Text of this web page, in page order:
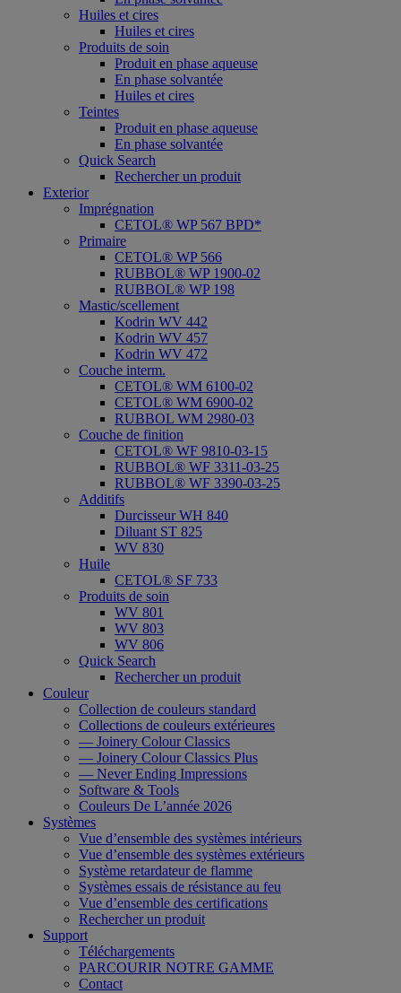
Huiles et cires
Huiles et cires
Produits de soin
Produit en phase aqueuse
En phase solvantée
Huiles et cires
Teintes
Produit en phase aqueuse
En phase solvantée
Quick Search
Rechercher un produit
Exterior
Imprégnation
CETOL® WP 567 BPD*
Primaire
CETOL® WP 566
RUBBOL® WP 1900-02
RUBBOL® WP 198
Mastic/scellement
Kodrin WV 442
Kodrin WV 457
Kodrin WV 472
Couche interm.
CETOL® WM 6100-02
CETOL® WM 6900-02
RUBBOL WM 2980-03
Couche de finition
CETOL® WF 9810-03-15
RUBBOL® WF 3311-03-25
RUBBOL® WF 3390-03-25
Additifs
Durcisseur WH 840
Diluant ST 825
WV 830
Huile
CETOL® SF 733
Produits de soin
WV 801
WV 803
WV 806
Quick Search
Rechercher un produit
Couleur
Collection de couleurs standard
Collections de couleurs extérieures
— Joinery Colour Classics
— Joinery Colour Classics Plus
— Never Ending Impressions
Software & Tools
Couleurs De L’année 2026
Systèmes
Vue d’ensemble des systèmes intérieurs
Vue d’ensemble des systèmes extérieurs
Système retardateur de flamme
Systèmes essais de résistance au feu
Vue d’ensemble des certifications
Rechercher un produit
Support
Téléchargements
PARCOURIR NOTRE GAMME
Contact